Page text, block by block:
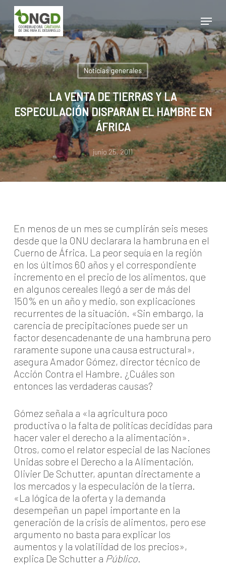
Skip
main
content
Menu
Noticias generales
LA VENTA DE TIERRAS Y LA
ESPECULACIÓN DISPARAN EL HAMBRE EN
ÁFRICA
junio 25, 2011
En menos de un mes se cumplirán seis meses
desde que la ONU declarara la hambruna en el
Cuerno de África. La peor sequía en la región
en los últimos 60 años y el correspondiente
incremento en el precio de los alimentos, que
en algunos cereales llegó a ser de más del
150% en un año y medio, son explicaciones
recurrentes de la situación. «Sin embargo, la
carencia de precipitaciones puede ser un
factor desencadenante de una hambruna pero
raramente supone una causa estructural»,
asegura Amador Gómez, director técnico de
Acción Contra el Hambre. ¿Cuáles son
entonces las verdaderas causas?
Gómez señala a «la agricultura poco
productiva o la falta de políticas decididas para
hacer valer el derecho a la alimentación».
Otros, como el relator especial de las Naciones
Unidas sobre el Derecho a la Alimentación,
Olivier De Schutter, apuntan directamente a
los mercados y la especulación de la tierra.
«La lógica de la oferta y la demanda
desempeñan un papel importante en la
generación de la crisis de alimentos, pero ese
argumento no basta para explicar los
aumentos y la volatilidad de los precios»,
explica De Schutter a Público.
Close
Menu